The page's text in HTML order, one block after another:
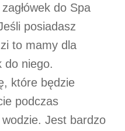
do Spa
posiadasz
to mamy dla
do niego.
które będzie
podczas
Jest bardzo